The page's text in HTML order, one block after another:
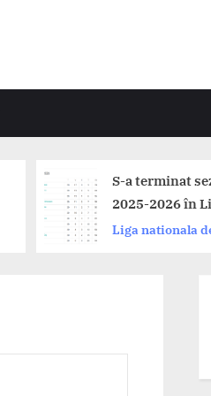
S-a terminat sezonul
2025-2026 în Liga
Zimbrilor. Dinamo,
Liga nationala de